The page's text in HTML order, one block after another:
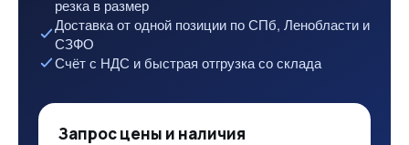
резка в размер
Доставка от одной позиции по СПб, Ленобласти и
СЗФО
Счёт с НДС и быстрая отгрузка со склада
Запрос цены и наличия